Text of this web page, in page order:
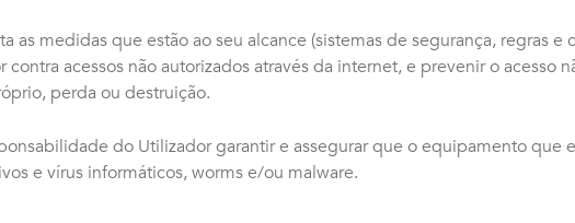
as medidas que estão ao seu alcance (sistemas de segurança, regras
contra acessos não autorizados através da internet, e prevenir o acesso
perda ou destruição.
do Utilizador garantir e assegurar que o equipamento
e vírus informáticos, worms e/ou malware.